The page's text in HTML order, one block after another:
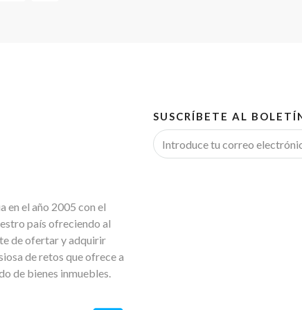
en el año 2005 con el
país ofreciendo al
de ofertar y adquirir
de retos que ofrece a
de bienes inmuebles.
SUSCRÍBETE AL